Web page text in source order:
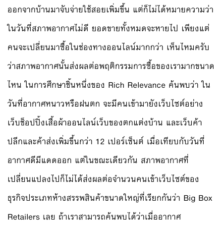
ออกจากบ้านมาจับจ่ายใช้สอยเพิ่มขึ้น แต่ก็ไม่ได้หมายความว่า
ในวันที่สภาพอากาศไม่ดี ยอดขายทั้งหมดจะหายไป เพียงแต่
คนจะเปลี่ยนมาซื้อในช่องทางออนไลน์มากกว่า เห็นไหมครับ
ว่าสภาพอากาศนั้นส่งผลต่อพฤติกรรมการซื้อของเรามากขนาด
ไหน ในการศึกษาชิ้นหนึ่งของ Rich Relevance ค้นพบว่า ใน
วันที่อากาศหนาวหรือฝนตก จะมีคนเข้ามายังเว็บไซต์อย่าง
เว็บช็อปปิ้งเสื้อผ้าออนไลน์เว็บของตกแต่งบ้าน และเว็บค้า
ปลีกและค้าส่งเพิ่มขึ้นกว่า 12 เปอร์เซ็นต์ เมื่อเทียบกับวันที่
อากาศดีมีแดดออก แต่ในขณะเดียวกัน สภาพอากาศที่
เปลี่ยนแปลงไปก็ไม่ได้ส่งผลต่อจำนวนคนเข้าเว็บไซต์ของ
ธุรกิจประเภทห้างสรรพสินค้าขนาดใหญ่ที่เรียกกันว่า Big Box
Retailers เลย ถ้าเราสามารถค้นพบได้ว่าเมื่ออากาศ